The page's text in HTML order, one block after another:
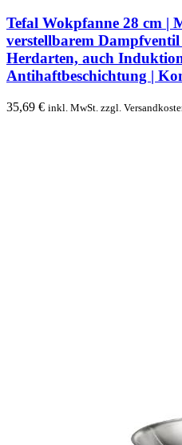
Tefal Wokpfanne 28 cm |
verstellbarem
Herdarten, auch
Antihaftbeschichtung |
35,69 € inkl. MwSt. zzgl.